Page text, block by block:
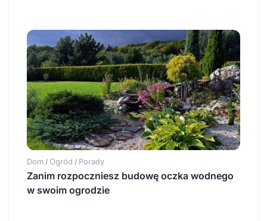
Dom / Ogród / Porady
Zanim rozpoczniesz budowę oczka wodnego
w swoim ogrodzie